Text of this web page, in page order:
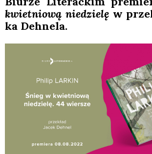
kwiet­nio­wą nie­dzie­lęw
ka Deh­ne­la.